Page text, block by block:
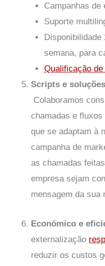
Campanhas de
Suporte
Disponibilidade
semana, para
Qualificação de
Scripts e
Colaboramos
chamadas e
que se adaptam à
campanha de
as chamadas
empresa sejam
mensagem da sua
Económico e
externalização
reduzir os custos